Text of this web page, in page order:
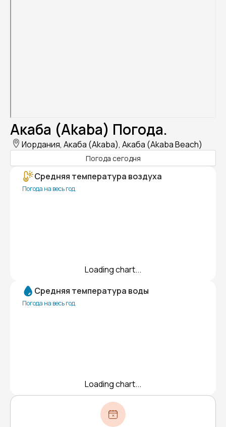
Акаба (Akaba) Погода.
Иордания, Акаба (Akaba), Акаба (Akaba Beach)
Погода сегодня
Средняя температура воздуха
Погода на весь год
Loading chart...
Средняя температура воды
Погода на весь год
Loading chart...